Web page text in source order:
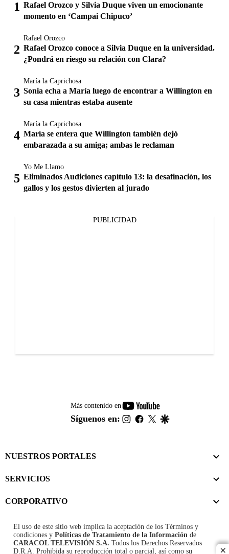
Rafael Orozco y Silvia Duque viven un emocionante
momento en ‘Campai Chipuco’
Rafael Orozco
Rafael Orozco conoce a Silvia Duque en la universidad.
¿Pondrá en riesgo su relación con Clara?
María la Caprichosa
Sonia echa a María luego de encontrar a Willington en
su casa mientras estaba ausente
María la Caprichosa
María se entera que Willington también dejó
embarazada a su amiga; ambas le reclaman
Yo Me Llamo
Eliminados Audiciones capítulo 13: la desafinación, los
gallos y los gestos divierten al jurado
PUBLICIDAD
Más contenido en
youtube-
footer
Síguenos en: instagram
facebook
twitter
NUESTROS PORTALES
SERVICIOS
CORPORATIVO
El uso de este sitio web implica la aceptación de los Términos y
condiciones y Políticas de Tratamiento de la Información de
CARACOL TELEVISIÓN S.A. Todos los Derechos Reservados
D.R.A. Prohibida su reproducción total o parcial, así como su